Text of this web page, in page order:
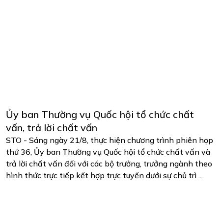
Ủy ban Thường vụ Quốc hội tổ chức chất
vấn, trả lời chất vấn
STO - Sáng ngày 21/8, thực hiện chương trình phiên họp
thứ 36, Ủy ban Thường vụ Quốc hội tổ chức chất vấn và
trả lời chất vấn đối với các bộ trưởng, trưởng ngành theo
hình thức trực tiếp kết hợp trực tuyến dưới sự chủ trì ...